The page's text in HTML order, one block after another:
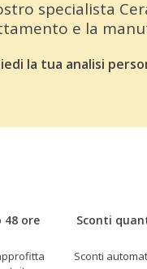
specialista
e la
la tua analisi
48 ore
Sconti
Sconti